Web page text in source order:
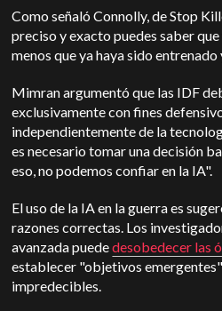
Como señaló Connolly, de Stop
preciso y exacto puedes saber que
menos que ya haya sido
Mimran argumentó que las IDF
exclusivamente con fines
independientemente de la
es necesario tomar una decisión
eso, no podemos confiar en la IA".
El uso de la IA en la guerra es
razones correctas. Los
avanzada puededesobedecer las
establecer "objetivos
impredecibles.